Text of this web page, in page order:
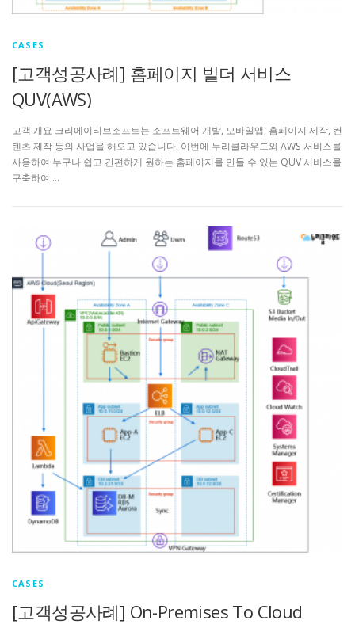
CASES
[고객성공사례] 홈페이지 빌더 서비스
QUV(AWS)
고객 개요 크리에이티브소프트는 소프트웨어 개발, 모바일앱, 홈페이지 제작, 컨
텐츠 제작 등의 사업을 해오고 있습니다. 이번에 누리클라우드와 AWS 서비스를
사용하여 누구나 쉽고 간편하게 원하는 홈페이지를 만들 수 있는 QUV 서비스를
구축하여 …
CASES
[고객성공사례] On-Premises To Cloud